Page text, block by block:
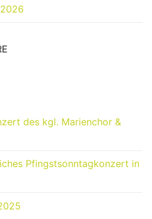
des kgl. Marienchor &
Pfingstsonntagkonzert in